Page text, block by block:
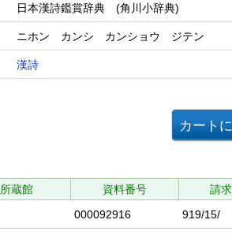
日本漢詩鑑賞辞典 (角川小辞典)
ニホン カンシ カンショウ ジテン
漢詩
所蔵館 資料番号
請
000092916 919/15/